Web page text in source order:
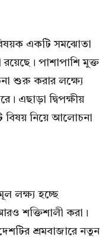
একটি সমঝোতা
পাশাপাশি মুক্ত
শুরু করার লক্ষ্যে
এছাড়া দ্বিপক্ষীয়
নিয়ে আলোচনা
লক্ষ্য হচ্ছে
শক্তিশালী করা।
শ্রমবাজারে নতুন